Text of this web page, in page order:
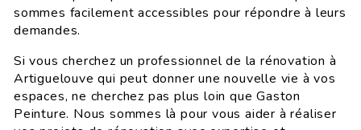
sommes facilement accessibles pour répondre à leurs
demandes.
Si vous cherchez un professionnel de la rénovation à
Artiguelouve qui peut donner une nouvelle vie à vos
espaces, ne cherchez pas plus loin que Gaston
Peinture. Nous sommes là pour vous aider à réaliser